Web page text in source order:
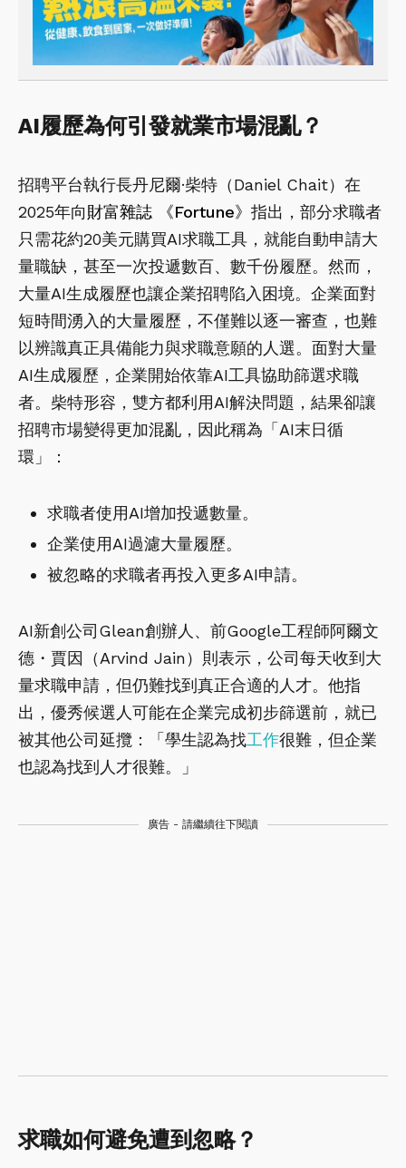
AI履歷為何引發就業市場混亂？
招聘平台執行長丹尼爾·柴特（Daniel Chait）在
2025年向財富雜誌 《Fortune》 指出，部分求職者
只需花約20美元購買AI求職工具，就能自動申請大
量職缺，甚至一次投遞數百、數千份履歷。然而，
大量AI生成履歷也讓企業招聘陷入困境。企業面對
短時間湧入的大量履歷，不僅難以逐一審查，也難
以辨識真正具備能力與求職意願的人選。面對大量
AI生成履歷，企業開始依靠AI工具協助篩選求職
者。柴特形容，雙方都利用AI解決問題，結果卻讓
招聘市場變得更加混亂，因此稱為「AI末日循
環」：
求職者使用AI增加投遞數量。
企業使用AI過濾大量履歷。
被忽略的求職者再投入更多AI申請。
AI新創公司Glean創辦人、前Google工程師阿爾文
德・賈因（Arvind Jain）則表示，公司每天收到大
量求職申請，但仍難找到真正合適的人才。他指
出，優秀候選人可能在企業完成初步篩選前，就已
被其他公司延攬：「學生認為找工作很難，但企業
也認為找到人才很難。」
廣告 - 請繼續往下閱讀
求職如何避免遭到忽略？